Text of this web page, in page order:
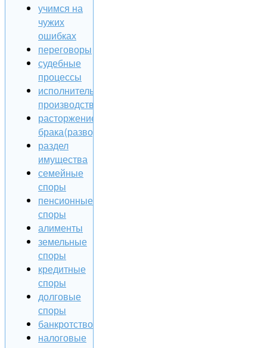
учимся на
чужих
ошибках
переговоры
судебные
процессы
исполнительное
производство
расторжение
брака(развод)
раздел
имущества
семейные
споры
пенсионные
споры
алименты
земельные
споры
кредитные
споры
долговые
споры
банкротство
налоговые